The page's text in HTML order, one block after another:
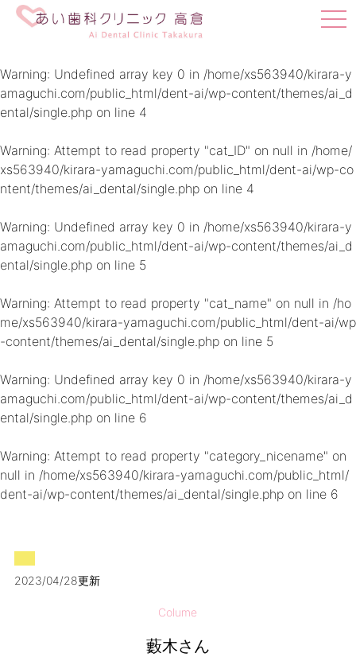
t
l
e
g
i
o
Warning: Undefined array key 0 in /home/xs563940/kirara-y
amaguchi.com/public_html/dent-ai/wp-content/themes/ai_d
ental/single.php on line 4
Warning: Attempt to read property "cat_ID" on null in /home/
xs563940/kirara-yamaguchi.com/public_html/dent-ai/wp-co
ntent/themes/ai_dental/single.php on line 4
Warning: Undefined array key 0 in /home/xs563940/kirara-y
amaguchi.com/public_html/dent-ai/wp-content/themes/ai_d
ental/single.php on line 5
Warning: Attempt to read property "cat_name" on null in /ho
me/xs563940/kirara-yamaguchi.com/public_html/dent-ai/wp
-content/themes/ai_dental/single.php on line 5
Warning: Undefined array key 0 in /home/xs563940/kirara-y
amaguchi.com/public_html/dent-ai/wp-content/themes/ai_d
ental/single.php on line 6
Warning: Attempt to read property "category_nicename" on
null in /home/xs563940/kirara-yamaguchi.com/public_html/
dent-ai/wp-content/themes/ai_dental/single.php on line 6
2023/04/28更新
Colume
藪木さん